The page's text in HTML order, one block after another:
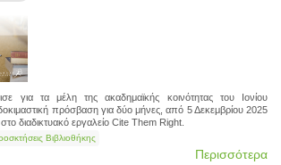
για τα μέλη της ακαδημαϊκής κοινότητας του Ιονίου
πρόσβαση για δύο μήνες, από 5 Δεκεμβρίου 2025
διαδικτυακό εργαλείο Cite Them Right.
Βιβλιοθήκης
Περισσότερα